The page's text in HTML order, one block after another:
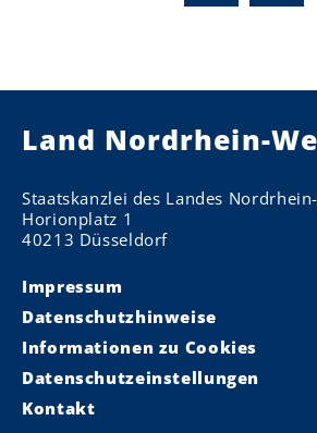
Land Nordrhein-
Staatskanzlei des Landes
Horionplatz 1
40213 Düsseldorf
Impressum
Datenschutzhinweise
Informationen zu Cookies
Datenschutzeinstellungen
Kontakt